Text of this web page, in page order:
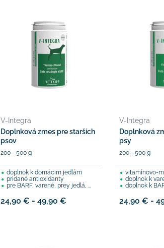
V-Integra
Doplnková zmes pre starších
psov
200 - 500 g
doplnok k domácim jedlám
pridané antioxidanty
pre BARF, varené, prey jedlá, ...
24,90 € - 49,90 €
V-Integra
Doplnková
psy
200 - 500 g
vitamínovo-
doplnok k
doplnok k
24,90 € -